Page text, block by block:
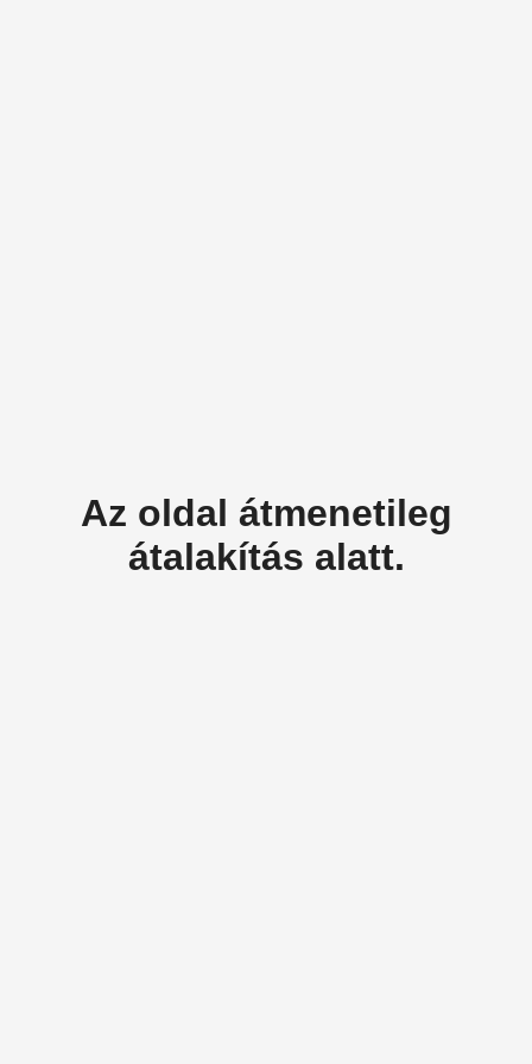
Az oldal átmenetileg
átalakítás alatt.